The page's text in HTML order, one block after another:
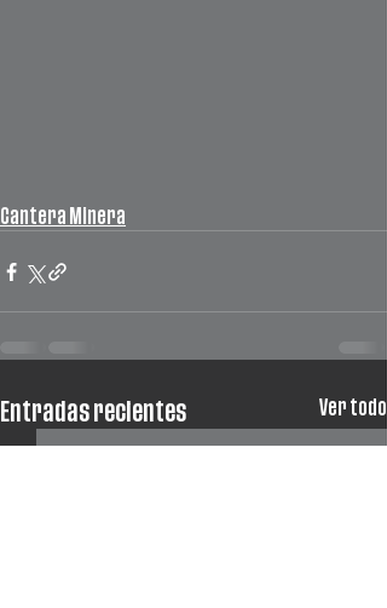
Cantera Minera
Entradas recientes Ver todo